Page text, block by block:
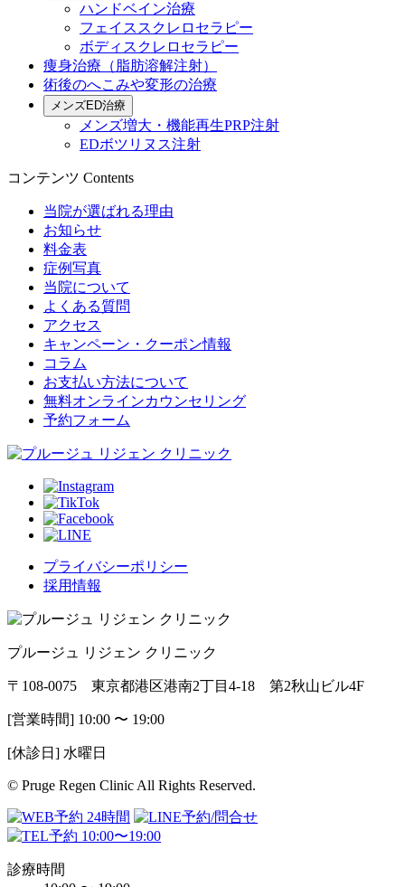
ハンドベイン治療
フェイススクレロセラピー
ボディスクレロセラピー
痩身治療（脂肪溶解注射）
術後のへこみや変形の治療
メンズED治療
メンズ増大・機能再生PRP注射
EDボツリヌス注射
コンテンツ Contents
当院が選ばれる理由
お知らせ
料金表
症例写真
当院について
よくある質問
アクセス
キャンペーン・クーポン情報
コラム
お支払い方法について
無料オンラインカウンセリング
予約フォーム
プライバシーポリシー
採用情報
プルージュ リジェン クリニック
〒108-0075 東京都港区港南2丁目4-18 第2秋山ビル4F
[営業時間] 10:00 〜 19:00
[休診日] 水曜日
© Pruge Regen Clinic All Rights Reserved.
診療時間